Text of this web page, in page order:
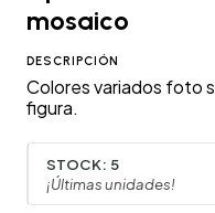
mosaico
DESCRIPCIÓN
Colores variados foto
figura.
STOCK: 5
¡Últimas unidades!